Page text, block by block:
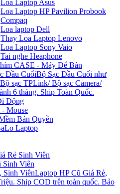
Loa Laptop Asus
Loa Laptop HP Pavilion Probook
Compaq
Loa laptop Dell
Thay Loa Laptop Lenovo
Loa Laptop Sony Vaio
Tai nghe Heaphone
CASE - Máy Để Bàn
Đầu CuốiBộ Sạc Đầu Cuối như
sạc TPLink/ Bộ sạc Camera/
6 tháng. Ship Toàn Quốc.
Động
- Mouse
Bản Quyền
Laptop
Rẻ Sinh Viên
Sinh Viên
Sinh ViênLaptop HP Cũ Giá Rẻ,
Ship COD trên toàn quốc. Bảo